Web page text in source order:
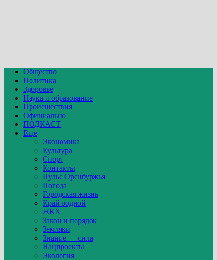
Общество
Политика
Здоровье
Наука и образование
Происшествия
Официально
ПОДКАСТ
Еще
Экономика
Культура
Спорт
Контакты
Пульс Оренбуржья
Погода
Городская жизнь
Край родной
ЖКХ
Закон и порядок
Земляки
Знание — сила
Нацпроекты
Экология